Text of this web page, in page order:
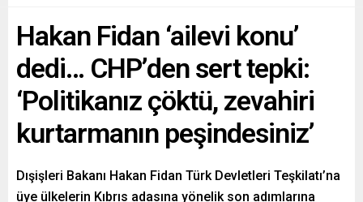
Hakan Fidan ‘ailevi konu’
dedi… CHP’den sert tepki:
‘Politikanız çöktü, zevahiri
kurtarmanın peşindesiniz’
Dışişleri Bakanı Hakan Fidan Türk Devletleri Teşkilatı’na
üye ülkelerin Kıbrıs adasına yönelik son adımlarına